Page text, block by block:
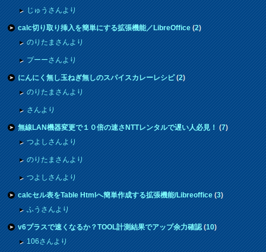
じゅうさんより
calc切り取り挿入を簡単にする拡張機能／LibreOffice(2)
のりたまさんより
プーーさんより
にんにく無し玉ねぎ無しのスパイスカレーレシピ(2)
のりたまさんより
さんより
無線LAN機器変更で１０倍の速さNTTレンタルで遅い人必見！(7)
つよしさんより
のりたまさんより
つよしさんより
calcセル表をTable Htmlへ簡単作成する拡張機能/Libreoffice(3)
ふうさんより
v6プラスで速くなるか？TOOL計測結果でアップ余力確認(10)
106さんより